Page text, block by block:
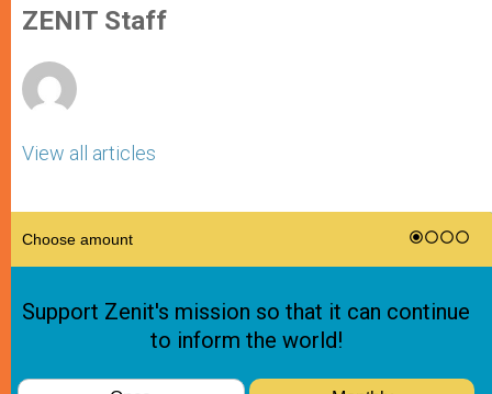
p
p
g
e
o
k
ZENIT Staff
View all articles